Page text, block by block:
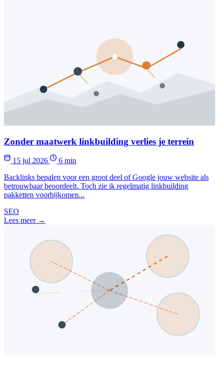
Zonder maatwerk linkbuilding verlies je terrein
15 jul 2026
6 min
Backlinks bepalen voor een groot deel of Google jouw website als
betrouwbaar beoordeelt. Toch zie ik regelmatig linkbuilding
pakketten voorbijkomen...
SEO
Lees meer →